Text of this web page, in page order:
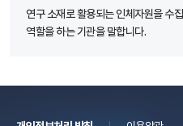
연구 소재로 활용되는 인체자원을 수
역할을 하는 기관을 말합니다.